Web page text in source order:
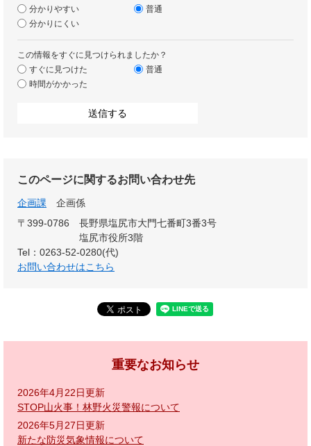
分かりやすい
普通
分かりにくい
この情報をすぐに見つけられましたか？
すぐに見つけた
普通
時間がかかった
このページに関するお問い合わせ先
企画課
企画係
〒399-0786
長野県塩尻市大門七番町3番3号
塩尻市役所3階
Tel：0263-52-0280(代)
お問い合わせはこちら
重要なお知らせ
2026年4月22日更新
STOP山火事！林野火災警報について
2026年5月27日更新
新たな防災気象情報について